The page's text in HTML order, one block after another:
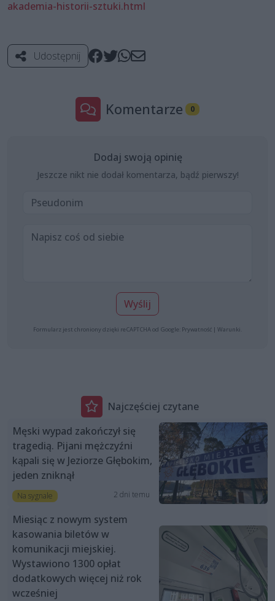
akademia-historii-sztuki.html
Udostępnij
Komentarze 0
Dodaj swoją opinię
Jeszcze nikt nie dodał komentarza, bądź pierwszy!
Wyślij
Formularz jest chroniony dzięki reCAPTCHA od Google: Prywatność | Warunki
Najczęściej czytane
Męski wypad zakończył się
tragedią. Pijani mężczyźni
kąpali się w Jeziorze Głębokim,
jeden zniknął
Na sygnale 2 dni temu
Miesiąc z nowym system
kasowania biletów w
komunikacji miejskiej.
Wystawiono 1300 opłat
dodatkowych więcej niż rok
wcześniej